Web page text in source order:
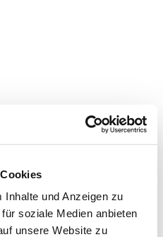
und Anzeigen zu
soziale Medien anbieten
unsere Website zu